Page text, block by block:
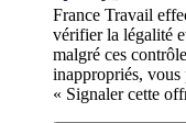
France Travail
vérifier la légalité
malgré ces
inappropriés, vous
« Signaler cette